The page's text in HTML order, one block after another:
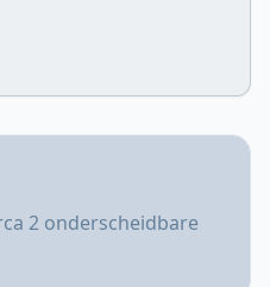
2 onderscheidbare